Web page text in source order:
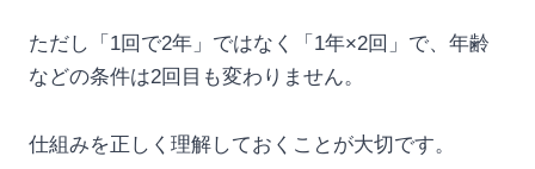
ただし「1回で2年」ではなく「1年×2回」で、年齢
などの条件は2回目も変わりません。
仕組みを正しく理解しておくことが大切です。